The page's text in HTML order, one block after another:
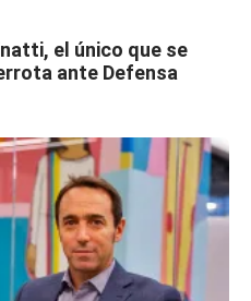
el único que se
ante Defensa